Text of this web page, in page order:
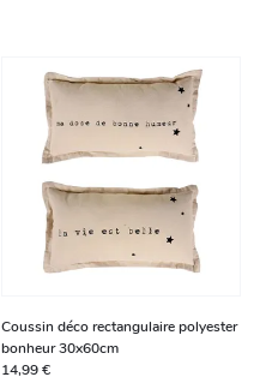
Coussin déco rectangulaire polyester
bonheur 30x60cm
14,99 €